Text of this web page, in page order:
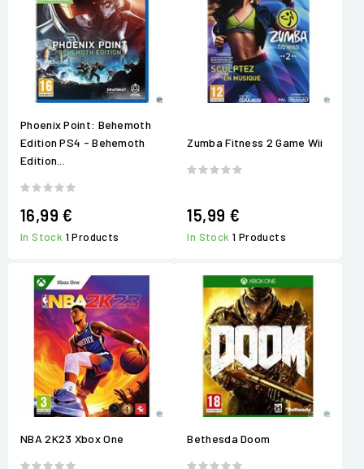
Phoenix Point: Behemoth
Edition PS4 - Behemoth
Edition...
16,99 €
In Stock 1 Products
Zumba Fitness 2 Game Wii
15,99 €
In Stock1 Products
NBA 2K23 Xbox One Bethesda Doom